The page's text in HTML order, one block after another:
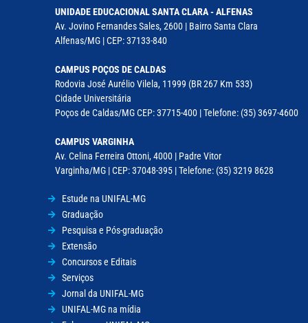
UNIDADE EDUCACIONAL SANTA CLARA - ALFENAS
Av. Jovino Fernandes Sales, 2600 | Bairro Santa Clara
Alfenas/MG | CEP: 37133-840
CAMPUS POÇOS DE CALDAS
Rodovia José Aurélio Vilela, 11999 (BR 267 Km 533)
Cidade Universitária
Poços de Caldas/MG CEP: 37715-400 | Telefone: (35) 3697-4600
CAMPUS VARGINHA
Av. Celina Ferreira Ottoni, 4000 | Padre Vitor
Varginha/MG | CEP: 37048-395 | Telefone: (35) 3219 8628
Estude na UNIFAL-MG
Graduação
Pesquisa e Pós-graduação
Extensão
Concursos e Editais
Serviços
Jornal da UNIFAL-MG
UNIFAL-MG na mídia